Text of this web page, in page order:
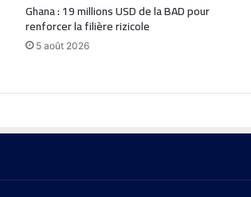
Ghana : 19 millions USD de la BAD pour
renforcer la filière rizicole
5 août 2026